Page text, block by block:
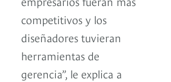
competitivos y los
diseñadores tuvieran
herramientas de
gerencia”, le explica a